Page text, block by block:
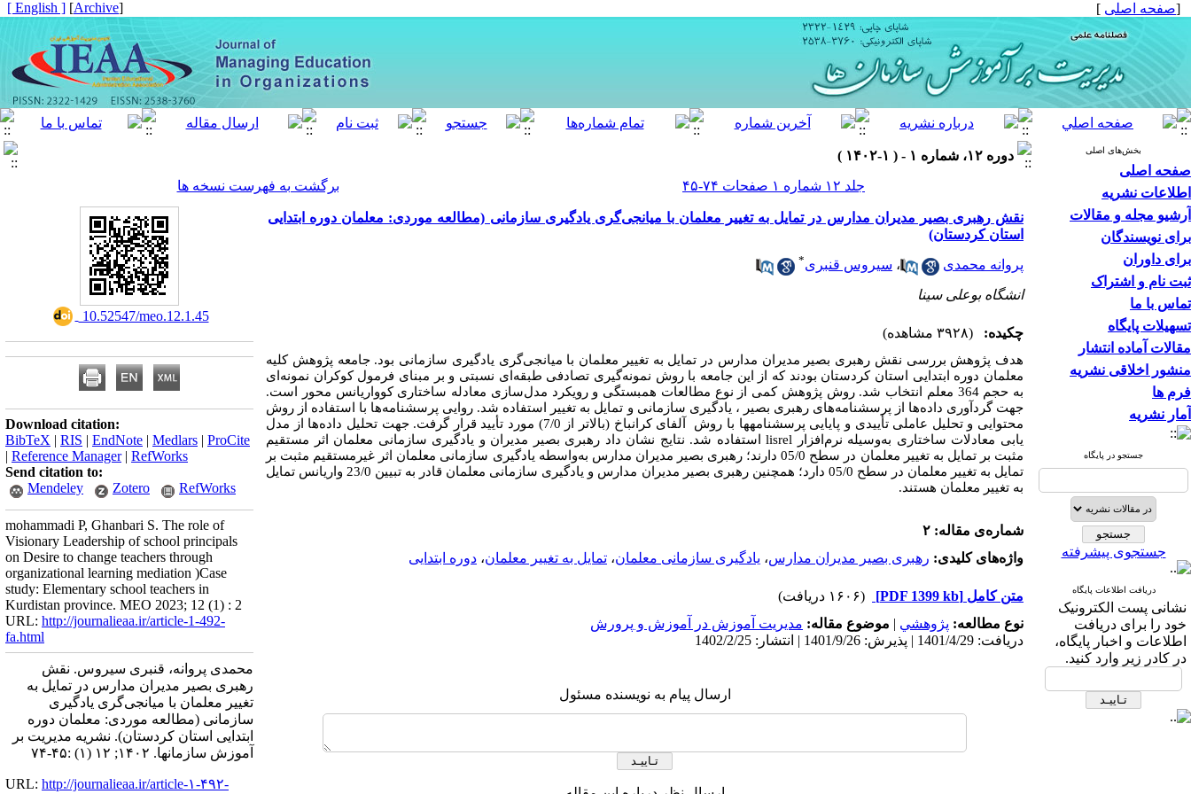
[صفحه اصلی ]
[
Archive
]
[ English ]
بخش‌های اصلی
صفحه اصلی
اطلاعات نشریه
آرشیو مجله و مقالات
برای نویسندگان
برای داوران
ثبت نام و اشتراک
تماس با ما
تسهیلات پایگاه
مقالات آماده انتشار
منشور اخلاقی نشریه
فرم ها
آمار نشریه
جستجو در پایگاه
جستجوی پیشرفته
دریافت اطلاعات پایگاه
نشانی پست الکترونیک
خود را برای دریافت
اطلاعات و اخبار پایگاه،
در کادر زیر وارد کنید.
دوره ۱۲، شماره ۱ - ( ۱-۱۴۰۲ )
جلد ۱۲ شماره ۱ صفحات ۷۴-۴۵
برگشت به فهرست نسخه ها
نقش رهبری بصیر مدیران مدارس در تمایل به تغییر معلمان با میانجی‌گری یادگیری سازمانی (مطالعه موردی: معلمان دوره ابتدایی
استان کردستان)
پروانه محمدی ، سیروس قنبری*
انشگاه بوعلی سینا
چکیده: (۳۹۲۸ مشاهده)
هدف پژوهش بررسی نقش رهبری بصیر مدیران مدارس در تمایل به تغییر معلمان با میانجی‌گری یادگیری سازمانی بود. جامعه پژوهش کلیه
معلمان دوره ابتدایی استان کردستان بودند که از این جامعه با روش نمونه‌گیری تصادفی طبقه‌ای نسبتی و بر مبنای فرمول کوکران نمونه‌ای
به حجم 364 معلم انتخاب شد. روش پژوهش کمی از نوع مطالعات همبستگی و رویکرد مدل‌سازی معادله ساختاری کوواریانس محور است.
جهت گردآوری داده‌ها از پرسشنامه‌های رهبری بصیر ، یادگیری سازمانی و تمایل به تغییر استفاده شد. روایی پرسشنامه‌ها با استفاده از روش
محتوایی و تحلیل عاملی تأییدی و پایایی پرسشنامه­ها با روش آلفای کرانباخ (بالاتر از 7/0) مورد تأیید قرار گرفت. جهت تحلیل داده‌ها از مدل
یابی معادلات ساختاری به‌وسیله نرم‌افزار lisrelاستفاده شد. نتایج نشان داد رهبری بصیر مدیران و یادگیری سازمانی معلمان اثر مستقیم
مثبت بر تمایل به تغییر معلمان در سطح 05/0 دارند؛ رهبری بصیر مدیران مدارس به‌واسطه یادگیری سازمانی معلمان اثر غیرمستقیم مثبت بر
تمایل به تغییر معلمان در سطح 05/0 دارد؛ همچنین رهبری بصیر مدیران مدارس و یادگیری سازمانی معلمان قادر به تبیین 23/0 واریانس تمایل
به تغییر معلمان هستند.
شماره‌ی مقاله: ۲
واژه‌های کلیدی: رهبری بصیر مدیران مدارس، یادگیری سازمانی معلمان، تمایل به تغییر معلمان، دوره ابتدایی
متن کامل [PDF 1399 kb]
(۱۶۰۶ دریافت)
نوع مطالعه: پژوهشي | موضوع مقاله: مدیریت آموزش در آموزش و پرورش
دریافت: 1401/4/29 | پذیرش: 1401/9/26 | انتشار: 1402/2/25
ارسال پیام به نویسنده مسئول
‎ 10.52547/meo.12.1.45
Download citation:
BibTeX | RIS | EndNote | Medlars | ProCite
| Reference Manager| RefWorks
Send citation to:
Mendeley
Zotero RefWorks
mohammadi P, Ghanbari S. The role of
Visionary Leadership of school principals
on Desire to change teachers through
organizational learning mediation )Case
study: Elementary school teachers in
Kurdistan province. MEO 2023; 12 (1) : 2
URL: http://journalieaa.ir/article-1-492-
fa.html
محمدی پروانه، قنبری سیروس. نقش
رهبری بصیر مدیران مدارس در تمایل به
تغییر معلمان با میانجی‌گری یادگیری
سازمانی (مطالعه موردی: معلمان دوره
ابتدایی استان کردستان). نشریه مديريت بر
آموزش سازمانها. ۱۴۰۲; ۱۲ (۱) :۴۵-۷۴
URL: http://journalieaa.ir/article-۱-۴۹۲-